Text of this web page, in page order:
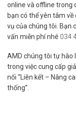
online và offline trong
bạn có thể yên tâm
vụ của chúng tôi. Bạn
vấn miễn phí nhé 034
AMD chúng tôi tự hào
trong việc cung cấp
nối “Liên kết – Nâng
thống”.